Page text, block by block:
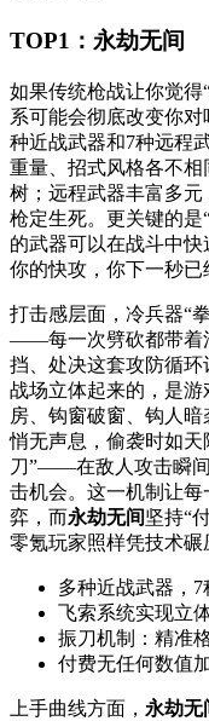
TOP1：永劫无间
如果传统枪战让你觉得
系可能会彻底改变你
种近战武器和7种远程
重量、招式风格各不
树；远程武器丰富多
枪定生死。更关键的是
的武器可以在战斗中
你的快攻，你下一秒已
打击感层面，冷兵器“
——每一次劈砍都带着
挡、处决这套攻防循
战场立体起来的，是
房、钩窗破窗、钩人
悄无声息，偷袭时如
刀”——在敌人攻击瞬
击机会。这一机制让
弈，而永劫无间坚持“
零氪玩家照样凭技术碾
多种近战武器，
飞索系统实现立
振刀机制：精准
付费无任何数值
上手曲线方面， 永劫无